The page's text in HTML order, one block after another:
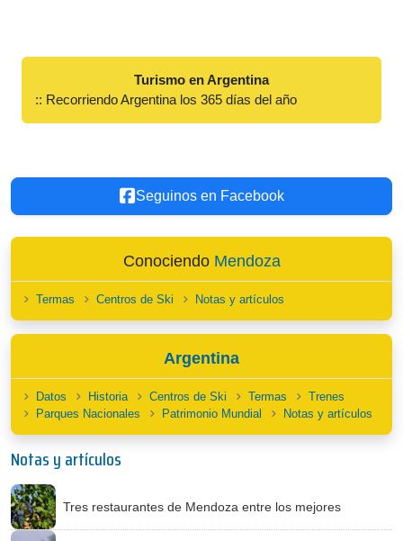
Turismo en Argentina
:: Recorriendo Argentina los 365 días del año
Seguinos en Facebook
Conociendo Mendoza
Termas Centros de Ski Notas y artículos
Argentina
Datos Historia Centros de Ski Termas
Trenes
Parques Nacionales
Patrimonio Mundial Notas y artículos
Notas y artículos
Tres restaurantes de Mendoza entre los mejores